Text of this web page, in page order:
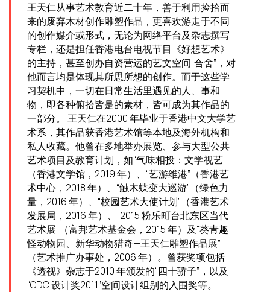
王天仁从事艺术教育近二十年，善于利用捡拾而
来的废弃木材创作雕塑作品，更喜欢游走于不同
的创作媒介或形式，无论为网络平台及杂志撰写
专栏，还是担任香港电台电视节目《好想艺术》
的主持，甚至创办自资营运的艺文空间“合舍”，对
他而言均是体现其所思所想的创作。而于这些学
习契机中，一切在日常生活里遇见的人、事和
物，即各种俯拾皆是的素材，皆可成为其作品的
一部分。 王天仁在2000 年毕业于香港中文大学艺
术系，其作品获香港艺术馆等本地及海外机构和
私人收藏。他曾在多地举办展览、参与大型公共
艺术项目及教育计划，如“气味相投：文学视艺”
（香港文学馆，2019 年）、“艺游维港”（香港艺
术中心，2018 年）、“触木蝶变大巡游”（绿色力
量，2016 年）、“校园艺术大使计划”（香港艺术
发展局，2016 年）、“2015 粉乐町台北东区当代
艺术展”（富邦艺术基金会，2015 年）及“葵青趣
怪动物园、新华动物猎奇—王天仁雕塑作品展”
（艺术推广办事处，2006 年）。曾获奖项包括
《透视》杂志于2010 年颁发的“四十骄子”，以及
“GDC 设计奖2011”空间设计组别的入围奖等。